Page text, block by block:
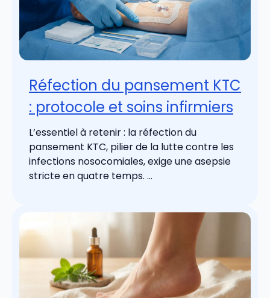
Réfection du pansement KTC
: protocole et soins infirmiers
L’essentiel à retenir : la réfection du
pansement KTC, pilier de la lutte contre les
infections nosocomiales, exige une asepsie
stricte en quatre temps. ...